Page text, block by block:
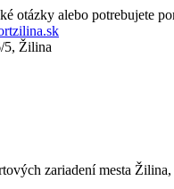
otázky alebo potrebujete
5, Žilina
zariadení mesta Žilina,